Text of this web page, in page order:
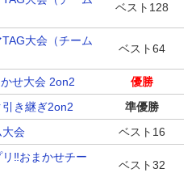
ベスト128
大会（チーム
ベスト64
せ大会 2on2
優勝
き継ぎ2on2
準優勝
大会
ベスト16
‼️おまかせチー
ベスト32